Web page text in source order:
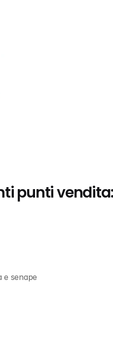
punti vendita:
e senape